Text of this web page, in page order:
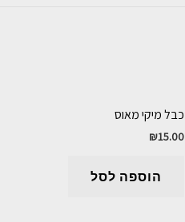
כבל מיקי מאוס
₪15.00
הוספה לסל